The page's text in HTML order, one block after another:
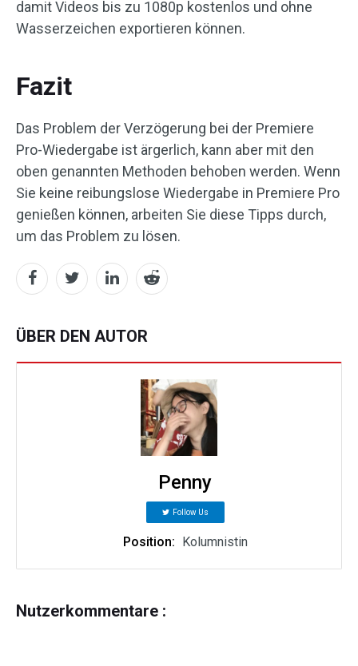
damit Videos bis zu 1080p kostenlos und ohne
Wasserzeichen exportieren können.
Fazit
Das Problem der Verzögerung bei der Premiere
Pro-Wiedergabe ist ärgerlich, kann aber mit den
oben genannten Methoden behoben werden. Wenn
Sie keine reibungslose Wiedergabe in Premiere Pro
genießen können, arbeiten Sie diese Tipps durch,
um das Problem zu lösen.
ÜBER DEN AUTOR
Penny
Follow Us
Position: Kolumnistin
Nutzerkommentare :